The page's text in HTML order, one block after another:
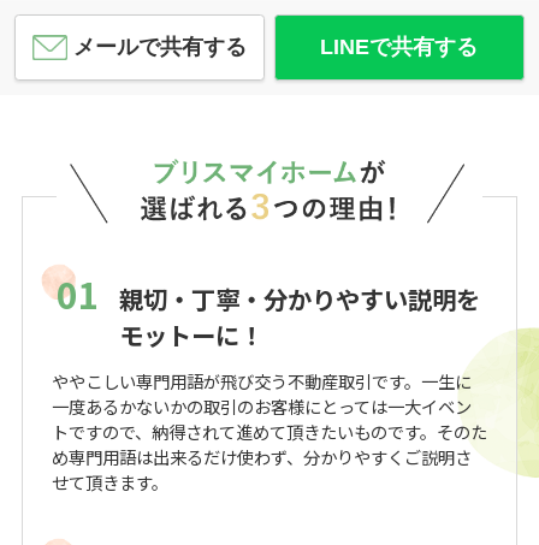
メールで共有する LINEで共有する
01
親切・丁寧・分かりやすい説明を
モットーに！
ややこしい専門用語が飛び交う不動産取引です。一生に
一度あるかないかの取引のお客様にとっては一大イベン
トですので、納得されて進めて頂きたいものです。そのた
め専門用語は出来るだけ使わず、分かりやすくご説明さ
せて頂きます。